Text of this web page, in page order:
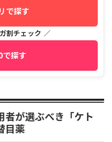
で探す
割チェック ／
探す
者が選ぶべき「ケト
目薬